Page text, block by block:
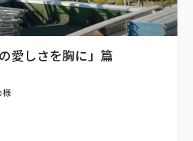
愛しさを胸に」篇